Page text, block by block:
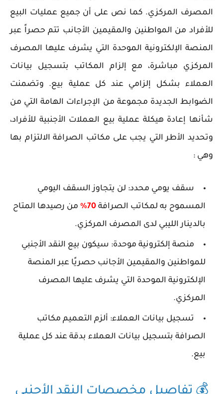
المصرف المركزي. كما نص على أن جميع عمليات البيع
للأفراد من المواطنين والمقيمين الأجانب تتم حصراً عبر
المنصة الإلكترونية الموحدة التي يشرف عليها المصرف
المركزي مباشرة، مع إلزام المكاتب بتسجيل بيانات
العملاء بشكل إلزامي عند كل عملية بيع. وتضمنت
الضوابط الجديدة مجموعة من الإجراءات الهامة التي من
شأنها إعادة هيكلة عملية بيع العملات الأجنبية للأفراد،
وتحديد الأطر التي يجب على مكاتب الصرافة الالتزام بها
وهي :
سقف يومي محدد: لن يتجاوز السقف اليومي
المسموح به لمكاتب الصرافة 70%
من رصيدها المتاح
بالدينار الليبي لدى المصرف المركزي.
منصة إلكترونية موحدة: سيكون بيع النقد الأجنبي
للمواطنين والمقيمين الأجانب حصريًا عبر المنصة
الإلكترونية الموحدة التي يشرف عليها المصرف
المركزي.
تسجيل بيانات العملاء: ألزم التعميم مكاتب
الصرافة بتسجيل بيانات العملاء بدقة عند كل عملية
بيع.